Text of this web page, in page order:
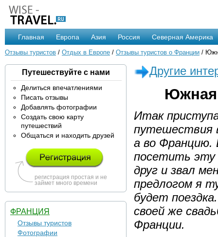
Главная Европа Азия Россия Северная Америка
Отзывы туристов / Отдых в Европе / Отзывы туристов о Франции /
Путешествуйте с нами
Делиться впечатлениями
Писать отзывы
Добавлять фотографии
Создать свою карту
путешествий
Общаться и находить друзей
регистрация простая и не
займет много времени
ФРАНЦИЯ
Отзывы туристов
Фотографии
Другие
Южная
Итак
путешествия
а во Францию.
посетить эту
друг и звал
предлогом я
будет
своей же
Франции.